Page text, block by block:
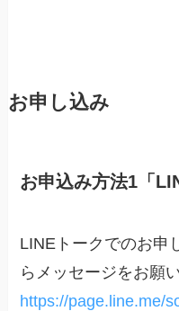
お申し込み
お申込み方法1「
LINEトークでのお申
らメッセージをお願
https://page.line.me/